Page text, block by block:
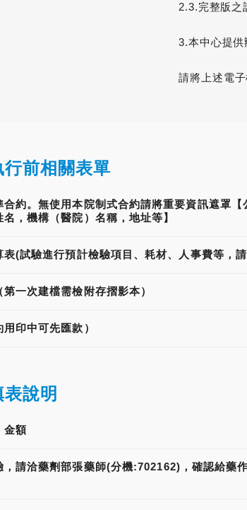
2.3.完整版之
3.本中心提供
請將上述電
前相關表單
合約。無使用本院制式合約請將重要資訊遮罩
，機構（醫院）名稱，地址等】
表(試驗進行預計檢驗項目、耗材、人事費等，
一次建檔需檢附存摺影本）
印中可先匯款）
說明
金額
，請洽藥劑部張藥師(分機:702162)，確認給藥